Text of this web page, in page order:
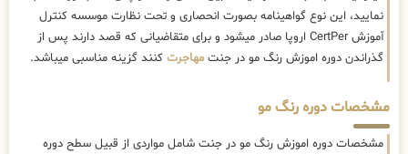
نمایید، این نوع گواهینامه بصورت انحصاری و تحت نظارت موسسه کنترل
آموزش CertPer اروپا صادر میشود و برای متقاضیانی که قصد دارند پس از
گذراندن دوره اموزش رنگ مو در جنت مهاجرت کنند گزینه مناسبی میباشد.
مشخصات دوره رنگ مو
مشخصات دوره اموزش رنگ مو در جنت شامل مواردی از قبیل سطح دوره